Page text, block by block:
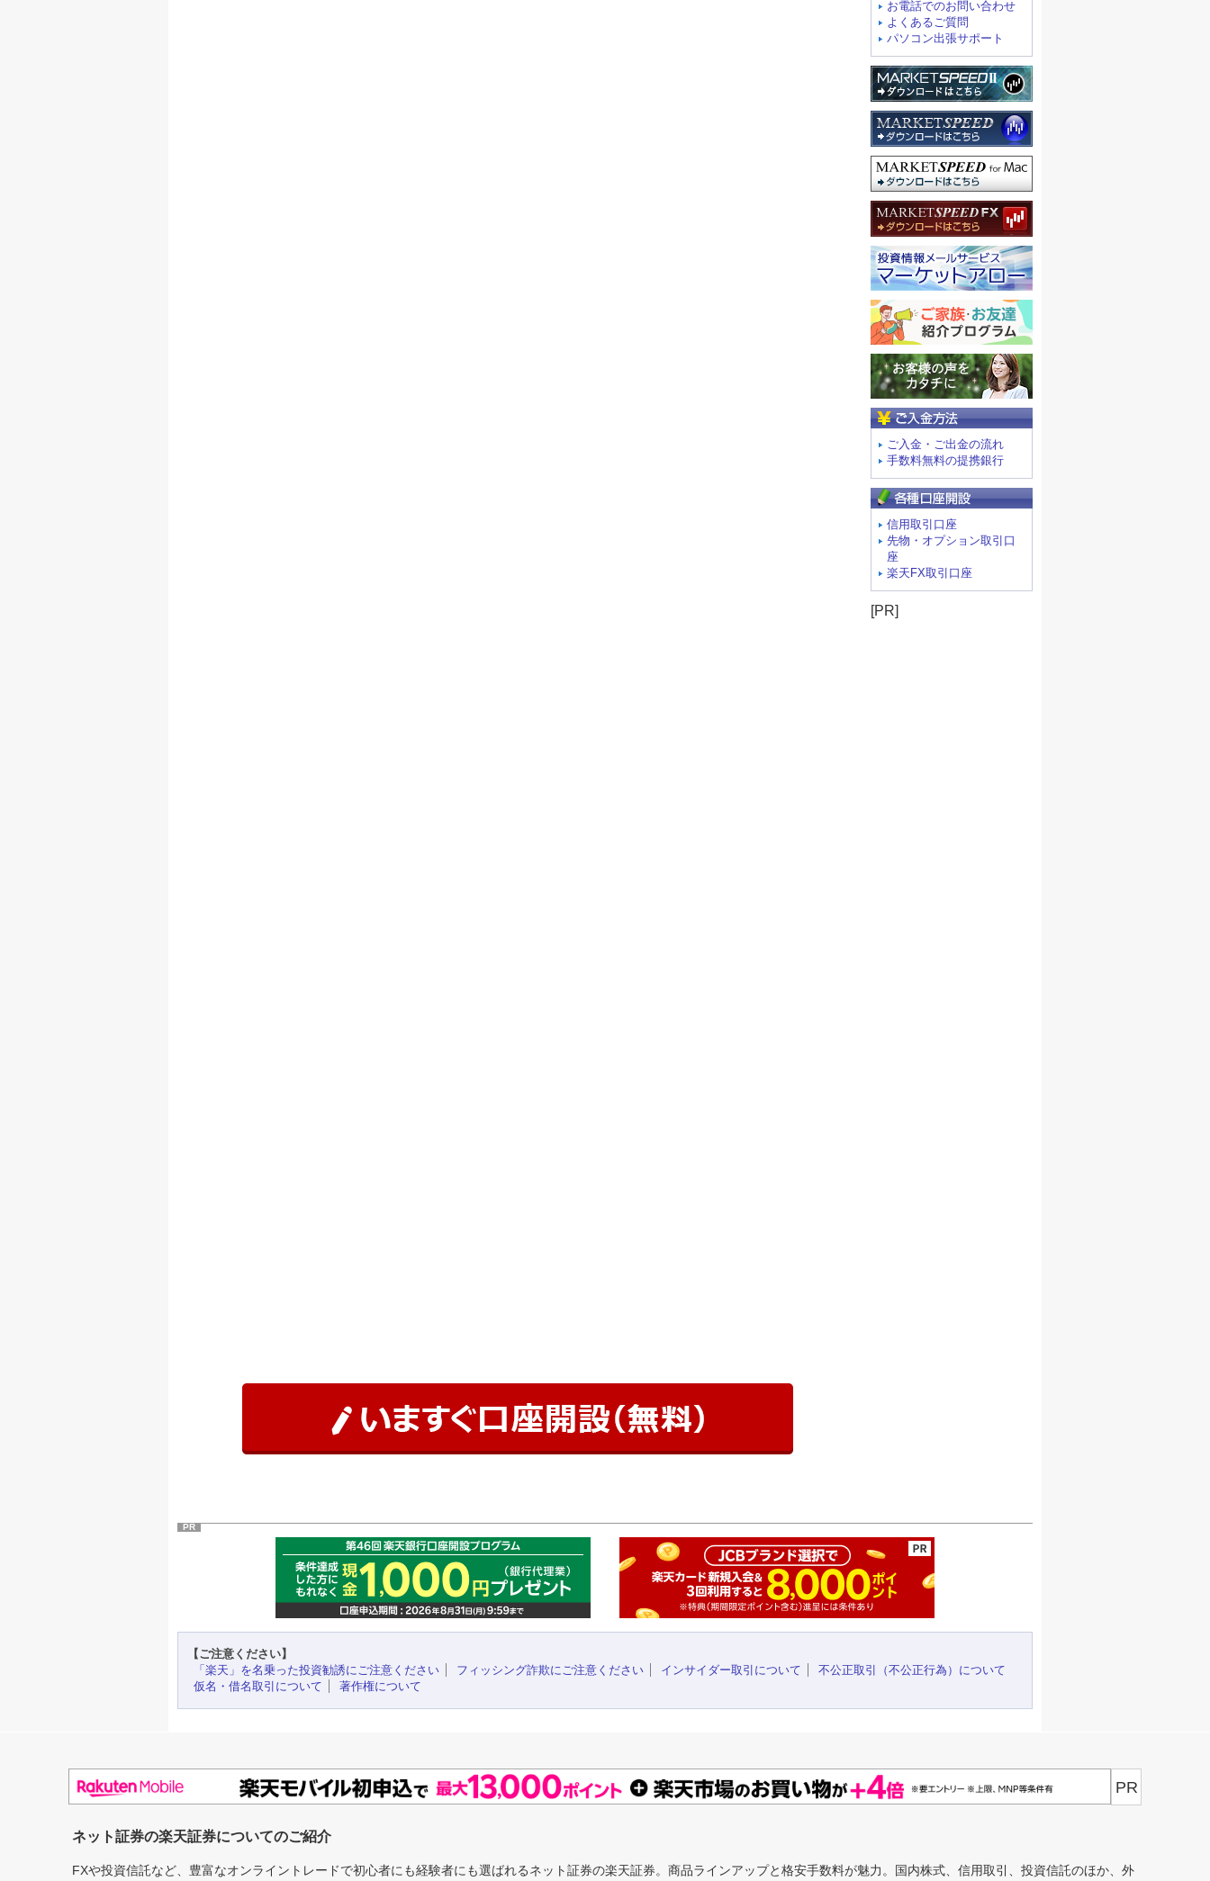
お電話でのお問い合わせ
よくあるご質問
パソコン出張サポート
ご入金・ご出金の流れ
手数料無料の提携銀行
信用取引口座
先物・オプション取引口
座
楽天FX取引口座
[PR]
PR
【ご注意ください】
「楽天」を名乗った投資勧誘にご注意ください
フィッシング詐欺にご注意ください インサイダー取引について
不公正取引（不公正行為）について
仮名・借名取引について
著作権について
PR
ネット証券の楽天証券についてのご紹介
FXや投資信託など、豊富なオンライントレードで初心者にも経験者にも選ばれるネット証券の楽天証券。商品ラインアップと格安手数料が魅力。国内株式、信用取引、投資信託のほか、外